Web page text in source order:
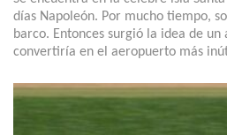
días Napoleón. Por mucho tiempo,
barco. Entonces surgió la idea de un
convertiría en el aeropuerto más